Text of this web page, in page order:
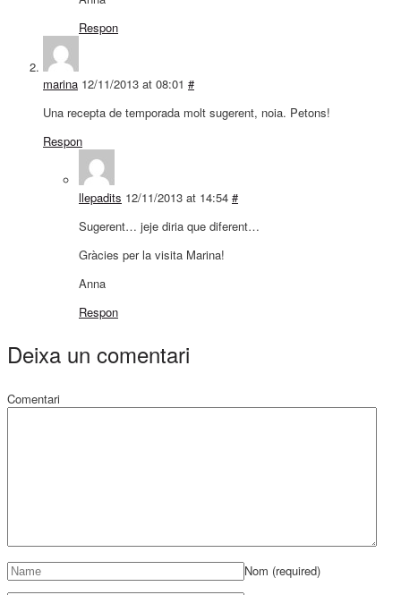
Respon
marina 12/11/2013 at 08:01 #
Una recepta de temporada molt sugerent, noia. Petons!
Respon
llepadits 12/11/2013 at 14:54 #
Sugerent… jeje diria que diferent…
Gràcies per la visita Marina!
Anna
Respon
Deixa un comentari
Comentari
Nom (required)